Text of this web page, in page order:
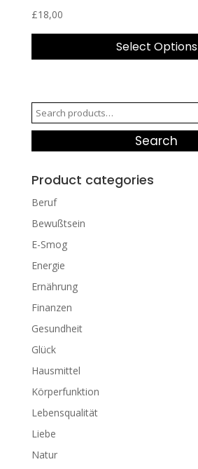
£18,00
Select Options
Search
for:
Search
Product categories
Beruf
Bewußtsein
E-Smog
Energie
Ernährung
Finanzen
Gesundheit
Glück
Hausmittel
Körperfunktion
Lebensqualität
Liebe
Natur